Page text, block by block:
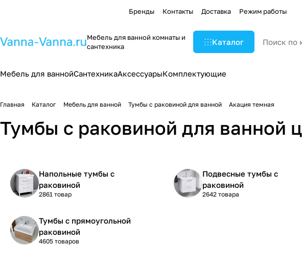
Бренды Контакты Доставка Режим работы
Мебель для ванной комнаты и
сантехника
Каталог
Мебель для ваннойСантехникаАксессуарыКомплектующие
Главная Каталог Мебель для ванной Тумбы с раковиной для ванной Акация темная
Тумбы с раковиной для ванной
Напольные тумбы с
раковиной
2861 товар
Подвесные тумбы с
раковиной
2642 товара
Тумбы с прямоугольной
раковиной
4605 товаров